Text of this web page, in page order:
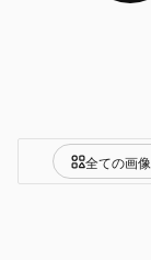
全ての画像